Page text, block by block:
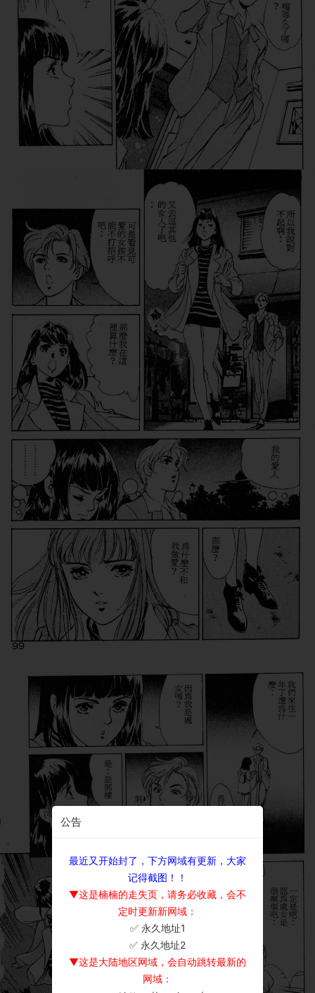
公告
最近又开始封了，下方网域有更新，大家
记得截图！！
▼这是楠楠的走失页，请务必收藏，会不
定时更新新网域：
✅ 永久地址1
✅ 永久地址2
▼这是大陆地区网域，会自动跳转最新的
网域：